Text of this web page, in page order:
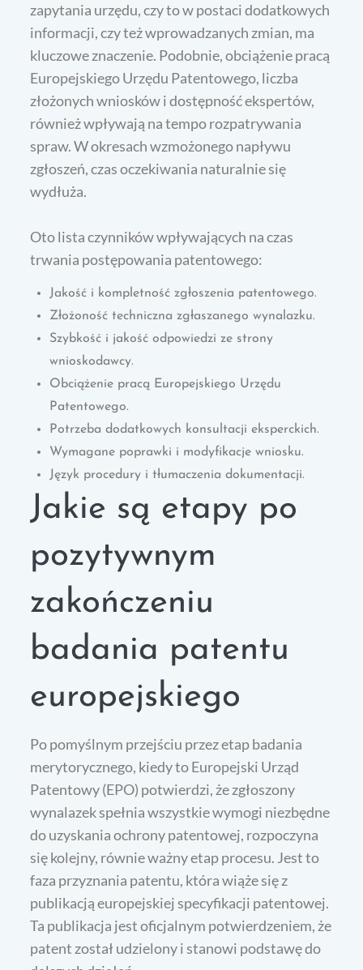
zapytania urzędu, czy to w postaci dodatkowych
informacji, czy też wprowadzanych zmian, ma
kluczowe znaczenie. Podobnie, obciążenie pracą
Europejskiego Urzędu Patentowego, liczba
złożonych wniosków i dostępność ekspertów,
również wpływają na tempo rozpatrywania
spraw. W okresach wzmożonego napływu
zgłoszeń, czas oczekiwania naturalnie się
wydłuża.
Oto lista czynników wpływających na czas
trwania postępowania patentowego:
Jakość i kompletność zgłoszenia patentowego.
Złożoność techniczna zgłaszanego wynalazku.
Szybkość i jakość odpowiedzi ze strony
wnioskodawcy.
Obciążenie pracą Europejskiego Urzędu
Patentowego.
Potrzeba dodatkowych konsultacji eksperckich.
Wymagane poprawki i modyfikacje wniosku.
Język procedury i tłumaczenia dokumentacji.
Jakie są etapy po
pozytywnym
zakończeniu
badania patentu
europejskiego
Po pomyślnym przejściu przez etap badania
merytorycznego, kiedy to Europejski Urząd
Patentowy (EPO) potwierdzi, że zgłoszony
wynalazek spełnia wszystkie wymogi niezbędne
do uzyskania ochrony patentowej, rozpoczyna
się kolejny, równie ważny etap procesu. Jest to
faza przyznania patentu, która wiąże się z
publikacją europejskiej specyfikacji patentowej.
Ta publikacja jest oficjalnym potwierdzeniem, że
patent został udzielony i stanowi podstawę do